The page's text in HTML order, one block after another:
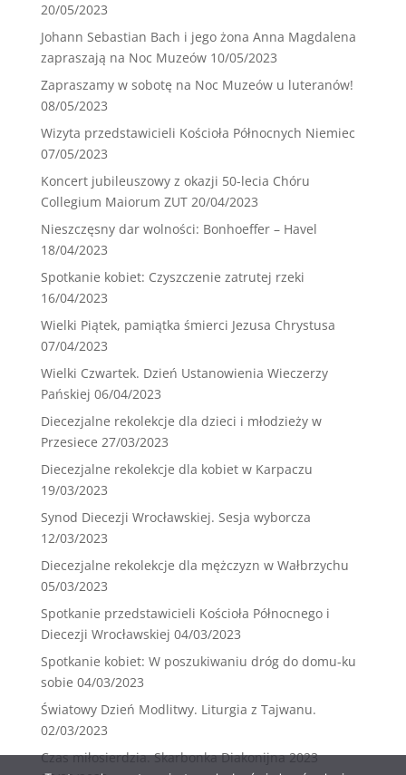
20/05/2023
Johann Sebastian Bach i jego żona Anna Magdalena
zapraszają na Noc Muzeów 10/05/2023
Zapraszamy w sobotę na Noc Muzeów u luteranów!
08/05/2023
Wizyta przedstawicieli Kościoła Północnych Niemiec
07/05/2023
Koncert jubileuszowy z okazji 50-lecia Chóru
Collegium Maiorum ZUT 20/04/2023
Nieszczęsny dar wolności: Bonhoeffer – Havel
18/04/2023
Spotkanie kobiet: Czyszczenie zatrutej rzeki
16/04/2023
Wielki Piątek, pamiątka śmierci Jezusa Chrystusa
07/04/2023
Wielki Czwartek. Dzień Ustanowienia Wieczerzy
Pańskiej 06/04/2023
Diecezjalne rekolekcje dla dzieci i młodzieży w
Przesiece 27/03/2023
Diecezjalne rekolekcje dla kobiet w Karpaczu
19/03/2023
Synod Diecezji Wrocławskiej. Sesja wyborcza
12/03/2023
Diecezjalne rekolekcje dla mężczyzn w Wałbrzychu
05/03/2023
Spotkanie przedstawicieli Kościoła Północnego i
Diecezji Wrocławskiej 04/03/2023
Spotkanie kobiet: W poszukiwaniu dróg do domu-ku
sobie 04/03/2023
Światowy Dzień Modlitwy. Liturgia z Tajwanu.
02/03/2023
Czas miłosierdzia. Skarbonka Diakonijna 2023